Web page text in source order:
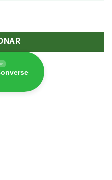
Hydroponics of Holland